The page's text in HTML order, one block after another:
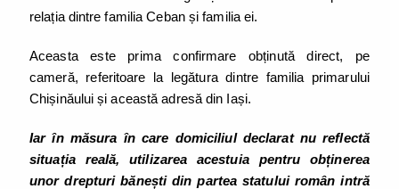
relația dintre familia Ceban și familia ei.
Aceasta este prima confirmare obținută direct, pe
cameră, referitoare la legătura dintre familia primarului
Chișinăului și această adresă din Iași.
Iar în măsura în care domiciliul declarat nu reflectă
situația reală, utilizarea acestuia pentru obținerea
unor drepturi bănești din partea statului român intră